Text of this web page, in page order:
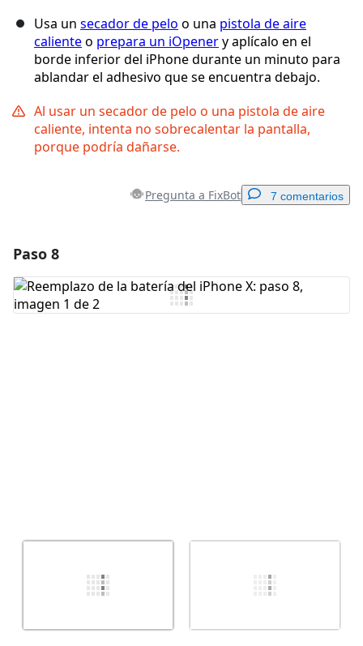
Usa un secador de pelo o una pistola de aire
calienteo prepara un iOpenery aplícalo en el
borde inferior del iPhone durante un minuto para
ablandar el adhesivo que se encuentra debajo.
Al usar un secador de pelo o una pistola de aire
caliente, intenta no sobrecalentar la pantalla,
porque podría dañarse.
Pregunta a FixBot 7 comentarios
Agregar Comentario
Paso 8